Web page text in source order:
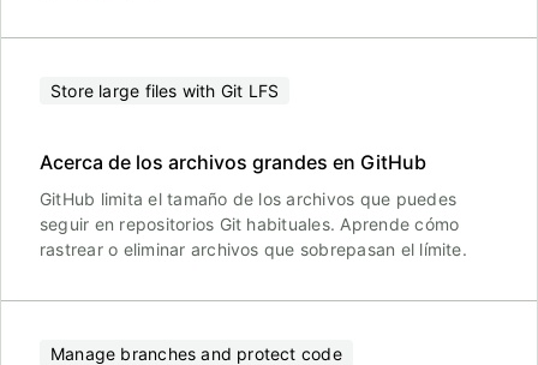
Store large files with Git LFS
Acerca de los archivos grandes en GitHub
GitHub limita el tamaño de los archivos que puedes
seguir en repositorios Git habituales. Aprende cómo
rastrear o eliminar archivos que sobrepasan el límite.
Manage branches and protect code